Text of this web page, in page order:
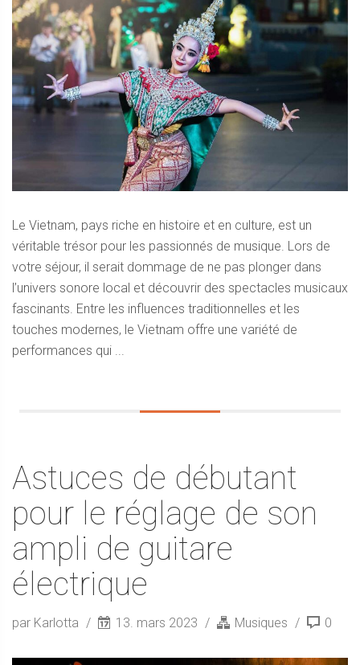
Le Vietnam, pays riche en histoire et en culture, est un
véritable trésor pour les passionnés de musique. Lors de
votre séjour, il serait dommage de ne pas plonger dans
l’univers sonore local et découvrir des spectacles musicaux
fascinants. Entre les influences traditionnelles et les
touches modernes, le Vietnam offre une variété de
performances qui ...
Astuces de débutant
pour le réglage de son
ampli de guitare
électrique
par Karlotta 13. mars 2023 Musiques 0